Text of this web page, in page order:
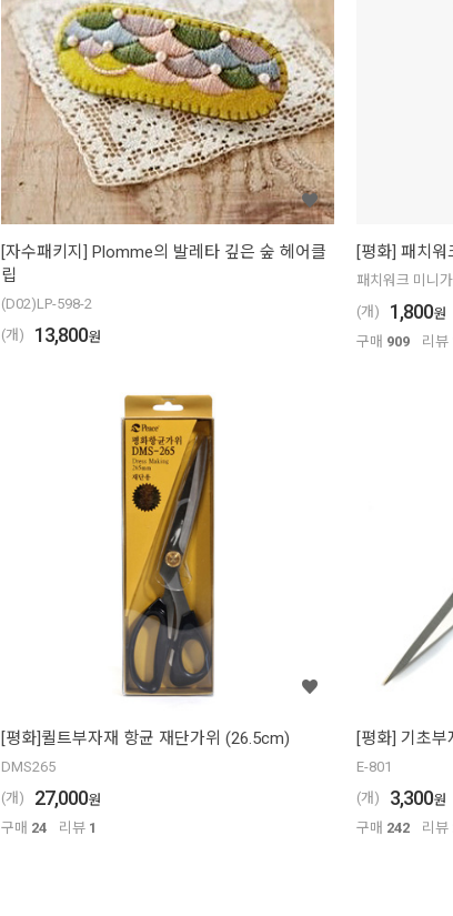
[자수패키지] Plomme의 발레타 깊은 숲 헤어클
립
(D02)LP-598-2
(개)
13,800원
[평화] 패치
패치워크 미니
(개)
1,800원
구매 909 리뷰
[평화]퀼트부자재 항균 재단가위 (26.5cm)
DMS265
(개)
27,000원
구매 24 리뷰 1
[평화] 기초
E-801
(개)
3,300원
구매 242 리뷰